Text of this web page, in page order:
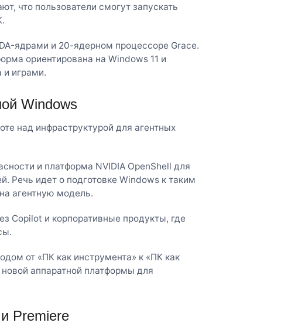
что пользователи смогут запускать
ядрами и 20-ядерном процессоре Grace.
ориентирована на Windows 11 и
и играми.
Windows
над инфраструктурой для агентных
и платформа NVIDIA OpenShell для
Речь идет о подготовке Windows к таким
агентную модель.
Copilot и корпоративные продукты, где
от «ПК как инструмента» к «ПК как
аппаратной платформы для
Premiere